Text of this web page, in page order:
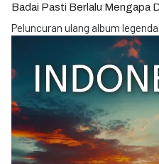
Badai Pasti Berlalu Mengapa
Peluncuran ulang album